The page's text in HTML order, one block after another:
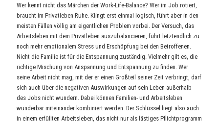
Wer kennt nicht das Märchen der Work-Life-Balance? Wer im Job rotiert,
braucht im Privatleben Ruhe. Klingt erst einmal logisch, führt aber in den
meisten Fällen völlig am eigentlichen Problem vorbei. Der Versuch, das
Arbeitsleben mit dem Privatleben auszubalancieren, führt letztendlich zu
noch mehr emotionalem Stress und Erschöpfung bei den Betroffenen.
Nicht die Familie ist für die Entspannung zuständig. Vielmehr gilt es, die
richtige Mischung von Anspannung und Entspannung zu finden. Wer
seine Arbeit nicht mag, mit der er einen Großteil seiner Zeit verbringt, darf
sich auch über die negativen Auswirkungen auf sein Leben außerhalb
des Jobs nicht wundern. Dabei können Familien- und Arbeitsleben
wunderbar miteinander kombiniert werden. Der Schlüssel liegt also auch
in einem erfüllten Arbeitsleben, das nicht nur als lästiges Pflichtprogramm